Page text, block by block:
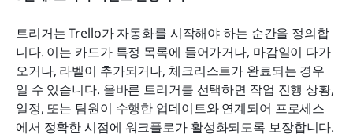
트리거는 Trello가 자동화를 시작해야 하는 순간을 정의합
니다. 이는 카드가 특정 목록에 들어가거나, 마감일이 다가
오거나, 라벨이 추가되거나, 체크리스트가 완료되는 경우
일 수 있습니다. 올바른 트리거를 선택하면 작업 진행 상황,
일정, 또는 팀원이 수행한 업데이트와 연계되어 프로세스
에서 정확한 시점에 워크플로가 활성화되도록 보장합니다.